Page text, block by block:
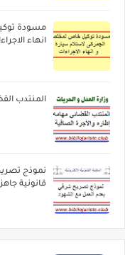
مسودة
انهاء
المنتدب
نموذج
قانونية